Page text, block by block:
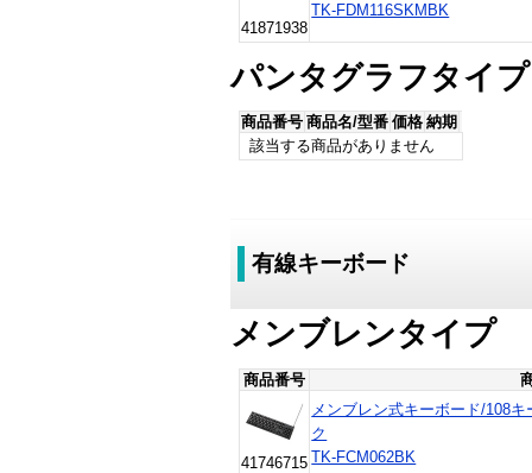
41871938
TK-FDM116SKMBK
パンタグラフタイプ
商品番号 商品名/型番 価格 納期
該当する商品がありません
有線キーボード
メンブレンタイプ
商品番号
41746715
メンブレン式キーボード/108
ク
TK-FCM062BK